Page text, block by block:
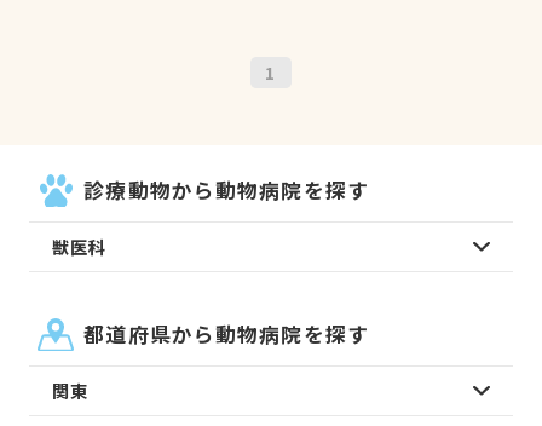
1
診療動物から動物病院を探す
獣医科
都道府県から動物病院を探す
関東